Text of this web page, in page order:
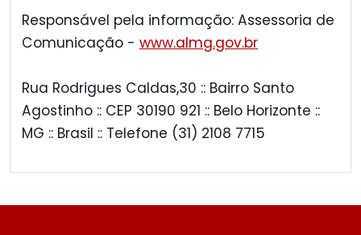
Responsável pela informação: Assessoria de
Comunicação - www.almg.gov.br
Rua Rodrigues Caldas,30 :: Bairro Santo
Agostinho :: CEP 30190 921 :: Belo Horizonte ::
MG :: Brasil :: Telefone (31) 2108 7715